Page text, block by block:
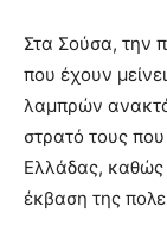
Στα Σούσα, την
που έχουν
λαμπρών
στρατό τους που
Ελλάδας, καθώς
έκβαση της